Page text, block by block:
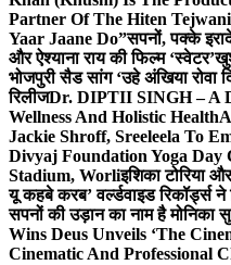
Partner Of The Hiten
Yaar Jaane Do”सपनों, पक्के
और ऐश्याना राय की फिल्म ‘स्वेटर’
भोजपुरी सैड सांग ‘उहे अंखिया रोवा
रिलीजDr. DIPTII SINGH – A
Wellness And Holistic Health
Jackie Shroff, Sreeleela To
Divyaj Foundation Yoga Day
Stadium, Worliइशिका टोरिया
यू कहबे करब’ वर्ल्डवाइड रिकॉर्ड्स ने
सपनों की उड़ान का नाम है मोनिका
Wins Deus Unveils ‘The
Cinematic And Professional